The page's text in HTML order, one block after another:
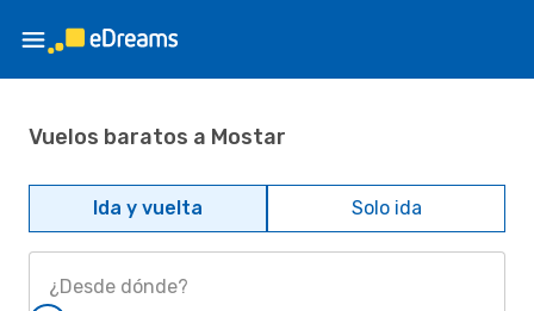
Vuelos baratos a Mostar
Ida y vuelta Solo ida
¿Desde dónde?